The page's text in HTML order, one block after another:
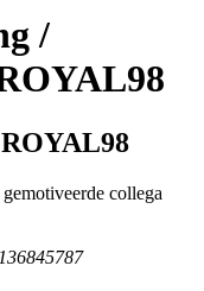
/
collega